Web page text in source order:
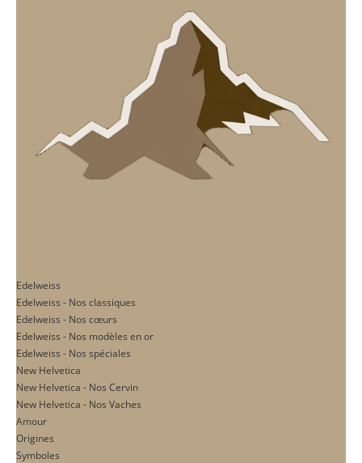
Edelweiss
Edelweiss - Nos classiques
Edelweiss - Nos cœurs
Edelweiss - Nos modèles en or
Edelweiss - Nos spéciales
New Helvetica
New Helvetica - Nos Cervin
New Helvetica - Nos Vaches
Amour
Origines
Symboles